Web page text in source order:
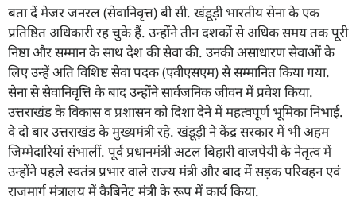
बता दें मेजर जनरल (सेवानिवृत्त) बी सी. खंडूड़ी भारतीय सेना के एक
प्रतिष्ठित अधिकारी रह चुके हैं. उन्होंने तीन दशकों से अधिक समय तक पूरी
निष्ठा और सम्मान के साथ देश की सेवा की. उनकी असाधारण सेवाओं के
लिए उन्हें अति विशिष्ट सेवा पदक (एवीएसएम) से सम्मानित किया गया.
सेना से सेवानिवृत्ति के बाद उन्होंने सार्वजनिक जीवन में प्रवेश किया.
उत्तराखंड के विकास व प्रशासन को दिशा देने में महत्वपूर्ण भूमिका निभाई.
वे दो बार उत्तराखंड के मुख्यमंत्री रहे. खंडूड़ी ने केंद्र सरकार में भी अहम
जिम्मेदारियां संभालीं. पूर्व प्रधानमंत्री अटल बिहारी वाजपेयी के नेतृत्व में
उन्होंने पहले स्वतंत्र प्रभार वाले राज्य मंत्री और बाद में सड़क परिवहन एवं
राजमार्ग मंत्रालय में कैबिनेट मंत्री के रूप में कार्य किया.